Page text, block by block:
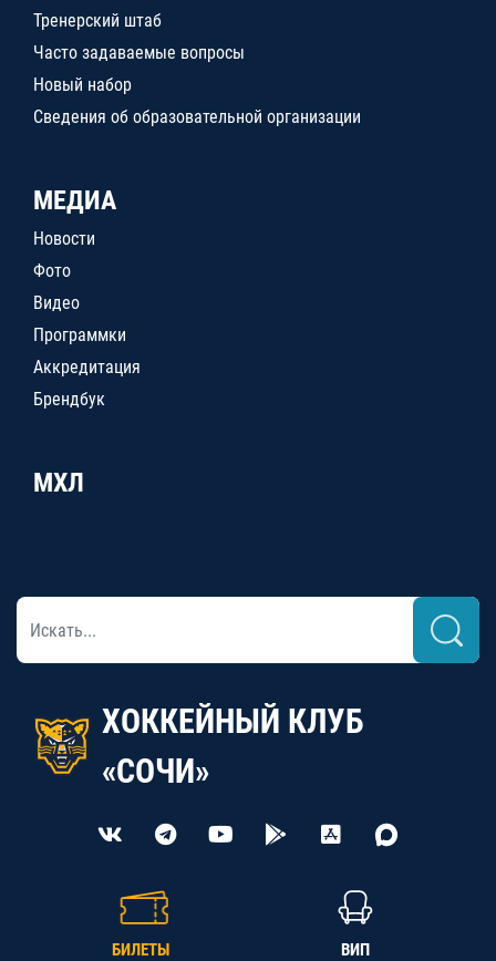
Тренерский штаб
Часто задаваемые вопросы
Новый набор
Сведения об образовательной организации
МЕДИА
Новости
Фото
Видео
Программки
Аккредитация
Брендбук
МХЛ
ХОККЕЙНЫЙ КЛУБ
«СОЧИ»
БИЛЕТЫ ВИП